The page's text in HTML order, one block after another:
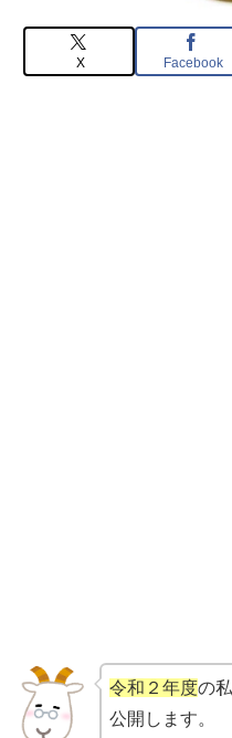
X Facebook
令和２年度の
公開します。